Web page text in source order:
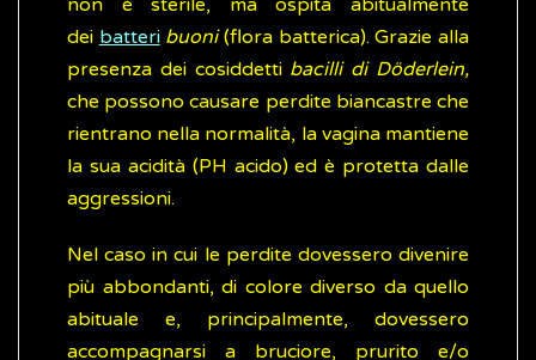
non è sterile, ma ospita abitualmente
dei batteri buoni(flora batterica). Grazie alla
presenza dei cosiddetti bacilli di Döderlein,
che possono causare perdite biancastre che
rientrano nella normalità, la vagina mantiene
la sua acidità (PH acido) ed è protetta dalle
aggressioni.
Nel caso in cui le perdite dovessero divenire
più abbondanti, di colore diverso da quello
abituale e, principalmente, dovessero
accompagnarsi a bruciore, prurito e/o